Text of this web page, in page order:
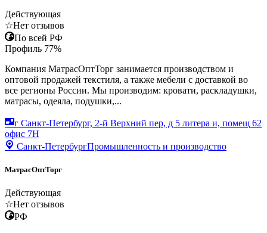
Действующая
☆Нет отзывов
По всей РФ
Профиль 77%
Компания МатрасОптТорг занимается производством и
оптовой продажей текстиля, а также мебели с доставкой во
все регионы России. Мы производим: кровати, раскладушки,
матрасы, одеяла, подушки,...
г Санкт-Петербург, 2-й Верхний пер, д 5 литера и, помещ 62
офис 7Н
Санкт-ПетербургПромышленность и производство
МатрасОптТорг
Действующая
☆Нет отзывов
РФ